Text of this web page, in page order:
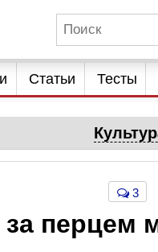
Статьи Тесты
3
за